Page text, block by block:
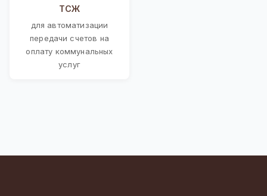
ТСЖ
для автоматизации
передачи счетов на
оплату коммунальных
услуг